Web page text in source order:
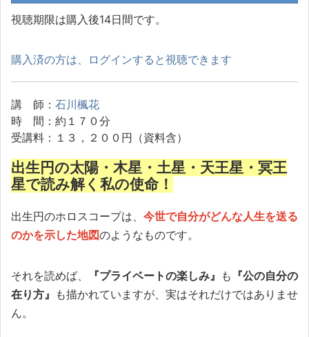
視聴期限は購入後14日間です。
購入済の方は、ログインすると視聴できます
講 師： 石川楓花
時 間：約１７０分
受講料：１３，２００円（資料含）
出生円の太陽・木星・土星・天王星・冥王
星で読み解く私の使命！
出生円のホロスコープは、 今世で自分がどんな人生を送る
のかを示した地図のようなものです。
それを読めば、 『プライベートの楽しみ』 も 『公の自分の
在り方』 も描かれていますが、実はそれだけではありませ
ん。